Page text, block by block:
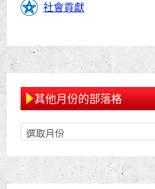
社會貢獻
其他月份的部落格